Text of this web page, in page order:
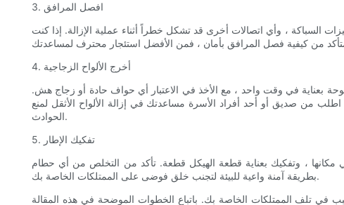
3. افصل المرافق
السباكة ، وأي اتصالات أخرى قد تشكل خطراً أثناء عملية الإزالة. إذا كنت
4. أخرج الألواح الزجاجية
لوحة بعناية في وقت واحد ، مع الأخذ في الاعتبار أي حواف حادة أو زجاج هش.
من صديق أو أحد أفراد الأسرة مساعدتك في إزالة الألواح الأثقل لمنع
الحوادث.
5. تفكيك الإطار
مكانها ، وتفكيك بعناية قطعة الهيكل قطعة. تأكد من التخلص من أي حطام
بطريقة آمنة واعية للبيئة لتجنب خلق فوضى على الممتلكات الخاصة بك.
في تلف الممتلكات الخاصة بك. باتباع الخطوات الموضحة في هذه المقالة